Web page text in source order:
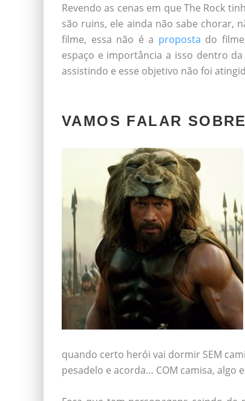
Revendo as cenas em que The Rock
são ruins, ele ainda não sabe chorar,
filme, essa não é a proposta do
espaço e importância a isso dentro
assistindo e esse objetivo não foi
VAMOS FALAR
quando certo herói vai dormir SEM
pesadelo e acorda… COM camisa, algo